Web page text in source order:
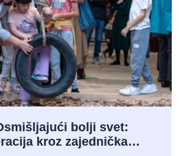
bolji svet:
kroz zajednička…